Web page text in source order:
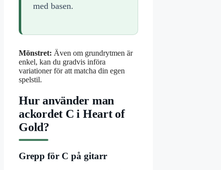
med basen.
Mönstret: Även om grundrytmen är
enkel, kan du gradvis införa
variationer för att matcha din egen
spelstil.
Hur använder man
ackordet C i Heart of
Gold?
Grepp för C på gitarr